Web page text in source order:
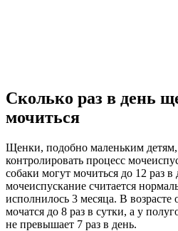
Сколько раз в день
мочиться
Щенки, подобно маленьким
контролировать процесс
собаки могут мочиться до 12 раз в
мочеиспускание считается
исполнилось 3 месяца. В
мочатся до 8 раз в сутки, а у
не превышает 7 раз в день.